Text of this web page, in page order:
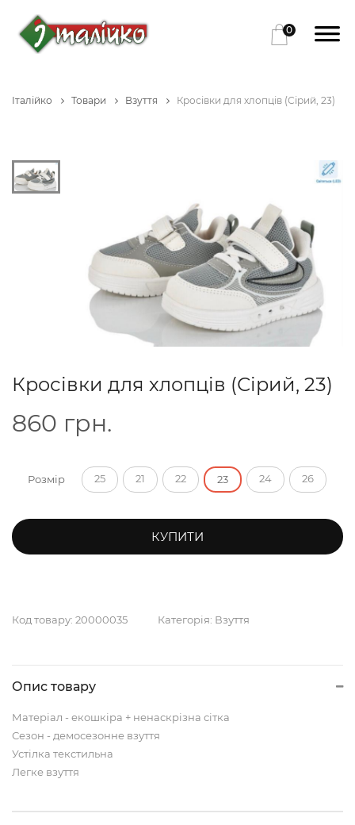
0
Італійко Товари Взуття Кросівки для хлопців (Сірий, 23)
Кросівки для хлопців (Сірий, 23)
860 грн.
Розмір 25 21 22 23 24 26
КУПИТИ
Код товару: 20000035 Категорія: Взуття
Опис товару
Матеріал - екошкіра + ненаскрізна сітка
Сезон - демосезонне взуття
Устілка текстильна
Легке взуття